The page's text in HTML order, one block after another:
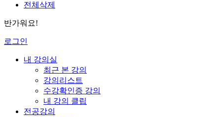
전체삭제
반가워요!
로그인
내 강의실
최근 본 강의
강의리스트
수강확인증 강의
내 강의 클립
전공강의